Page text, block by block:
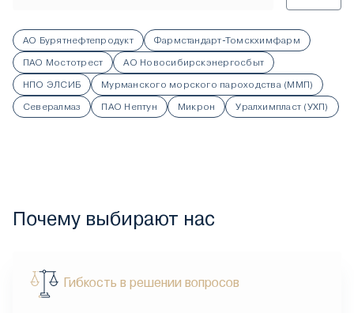
АО Бурятнефтепродукт
Фармстандарт-Томскхимфарм
ПАО Мостотрест
АО Новосибирскэнергосбыт
НПО ЭЛСИБ
Мурманского морского пароходства (ММП)
Севералмаз
ПАО Нептун Микрон Уралхимпласт (УХП)
Почему выбирают нас
Гибкость в решении вопросов